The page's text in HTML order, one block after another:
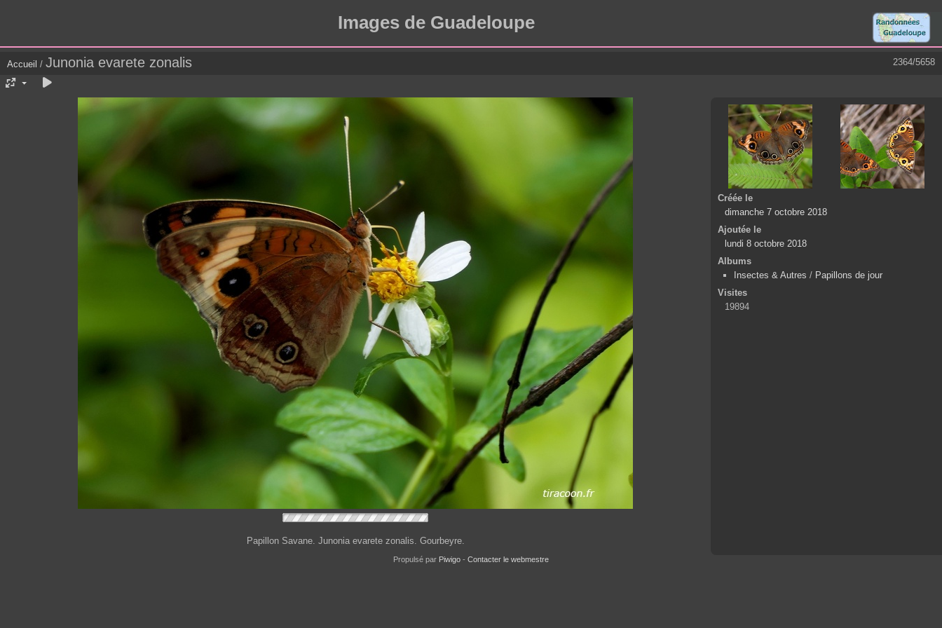
Images de Guadeloupe
2364/5658
Accueil / Junonia evarete zonalis
Papillon Savane. Junonia evarete zonalis. Gourbeyre.
Créée le
dimanche 7 octobre 2018
Ajoutée le
lundi 8 octobre 2018
Albums
Insectes & Autres / Papillons de jour
Visites
19894
Propulsé par Piwigo - Contacter le webmestre